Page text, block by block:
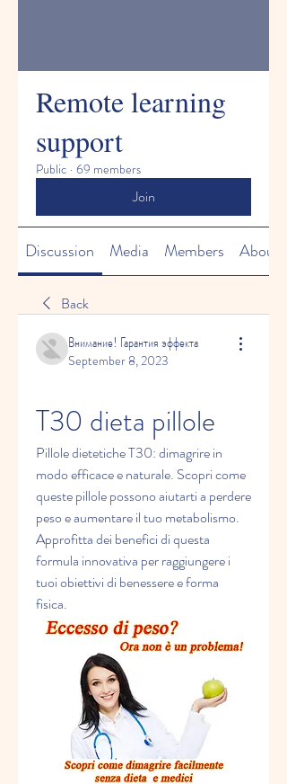
Remote learning
support
Public · 69 members
Join
Discussion Media Members About
Back
Внимание! Гарантия эффекта
September 8, 2023
T30 dieta pillole
Pillole dietetiche T30: dimagrire in
modo efficace e naturale. Scopri come
queste pillole possono aiutarti a perdere
peso e aumentare il tuo metabolismo.
Approfitta dei benefici di questa
formula innovativa per raggiungere i
tuoi obiettivi di benessere e forma
fisica.